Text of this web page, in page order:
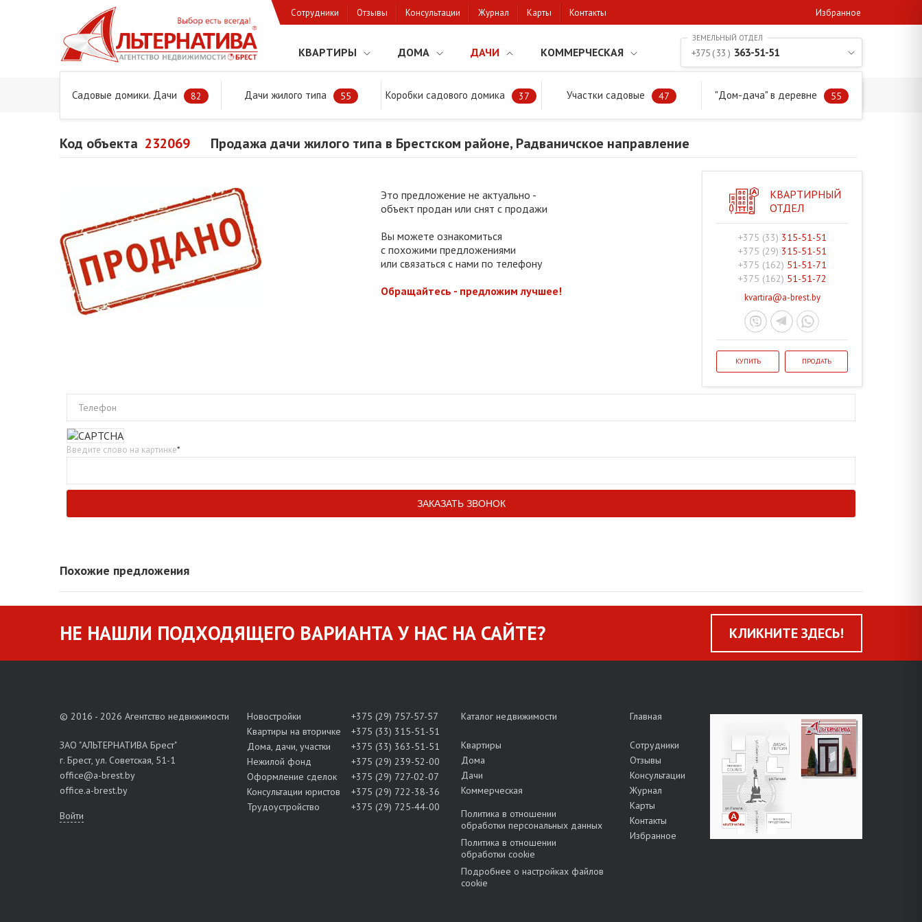
Сотрудники Отзывы Консультации Журнал Карты Контакты Избранное
КВАРТИРЫ ДОМА ДАЧИ КОММЕРЧЕСКАЯ
Садовые домики. Дачи 82 Дачи жилого типа 55 Коробки садового домика 37 Участки садовые 47 "Дом-дача" в деревне 55
+375 ( 33 ) 363-51-51
Главная Предложения Дачи, садовые домики и участки Продажа дачи жилого типа в Брестском районе, Радваничское направление
Код объекта 232069 Продажа дачи жилого типа в Брестском районе, Радваничское направление
Это предложение не актуально -
объект продан или снят с продажи
Вы можете ознакомиться
с похожими предложениями
или связаться с нами по телефону
Обращайтесь - предложим лучшее!
КВАРТИРНЫЙ
ОТДЕЛ
+375 (33) 315-51-51
+375 (29) 315-51-51
+375 (162) 51-51-71
+375 (162) 51-51-72
kvartira@a-brest.by
КУПИТЬ ПРОДАТЬ
Телефон
Введите слово на картинке*
Похожие предложения
НЕ НАШЛИ ПОДХОДЯЩЕГО ВАРИАНТА У НАС НА САЙТЕ? КЛИКНИТЕ ЗДЕСЬ!
© 2016 - 2026 Агентство недвижимости
ЗАО "АЛЬТЕРНАТИВА Брест"
г. Брест, ул. Советская, 51-1
office@a-brest.by
office.a-brest.by
Войти
Новостройки
+375 (29) 757-57-57
Квартиры на вторичке
+375 (33) 315-51-51
Дома, дачи, участки
+375 (33) 363-51-51
Нежилой фонд
+375 (29) 239-52-00
Оформление сделок
+375 (29) 727-02-07
Консультации юристов
+375 (29) 722-38-36
Трудоустройство
+375 (29) 725-44-00
Каталог недвижимости
Квартиры
Дома
Дачи
Коммерческая
Политика в отношении
обработки персональных данных
Политика в отношении
обработки cookie
Подробнее о настройках файлов
cookie
Главная
Сотрудники
Отзывы
Консультации
Журнал
Карты
Контакты
Избранное